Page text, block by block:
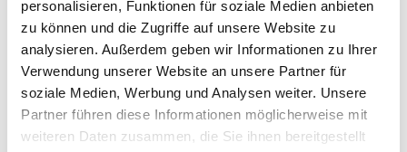
personalisieren, Funktionen für soziale Medien anbieten
zu können und die Zugriffe auf unsere Website zu
analysieren. Außerdem geben wir Informationen zu Ihrer
Verwendung unserer Website an unsere Partner für
soziale Medien, Werbung und Analysen weiter. Unsere
Partner führen diese Informationen möglicherweise mit
weiteren Daten zusammen, die Sie ihnen bereitgestellt
Deine Nachricht*